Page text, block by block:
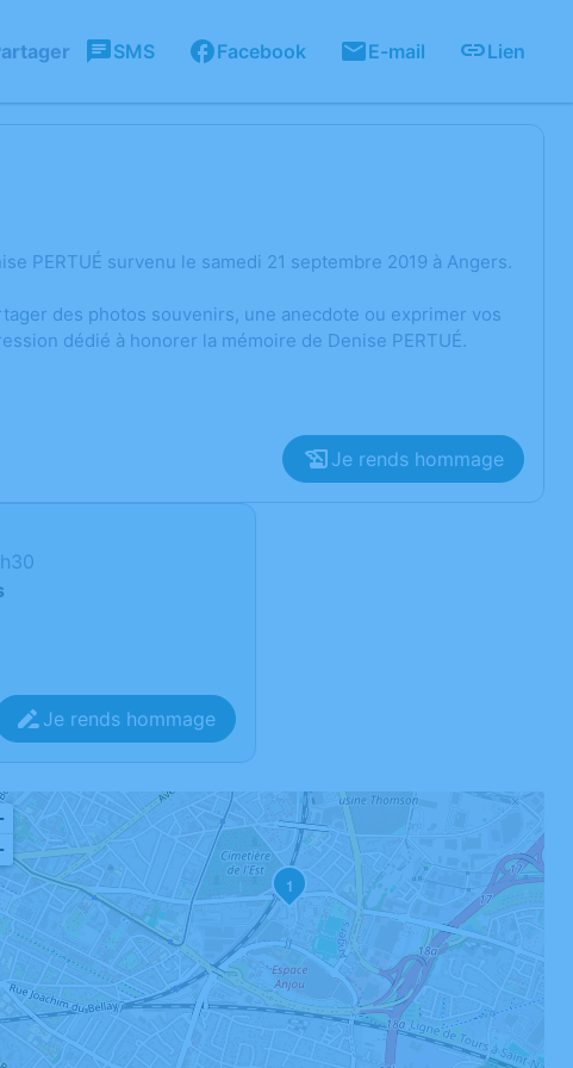
SMS Facebook E-mail Lien
PERTUÉ survenu le samedi 21 septembre 2019 à Angers.
des photos souvenirs, une anecdote ou exprimer vos
dédié à honorer la mémoire de Denise PERTUÉ.
Je rends hommage
Je rends hommage
1